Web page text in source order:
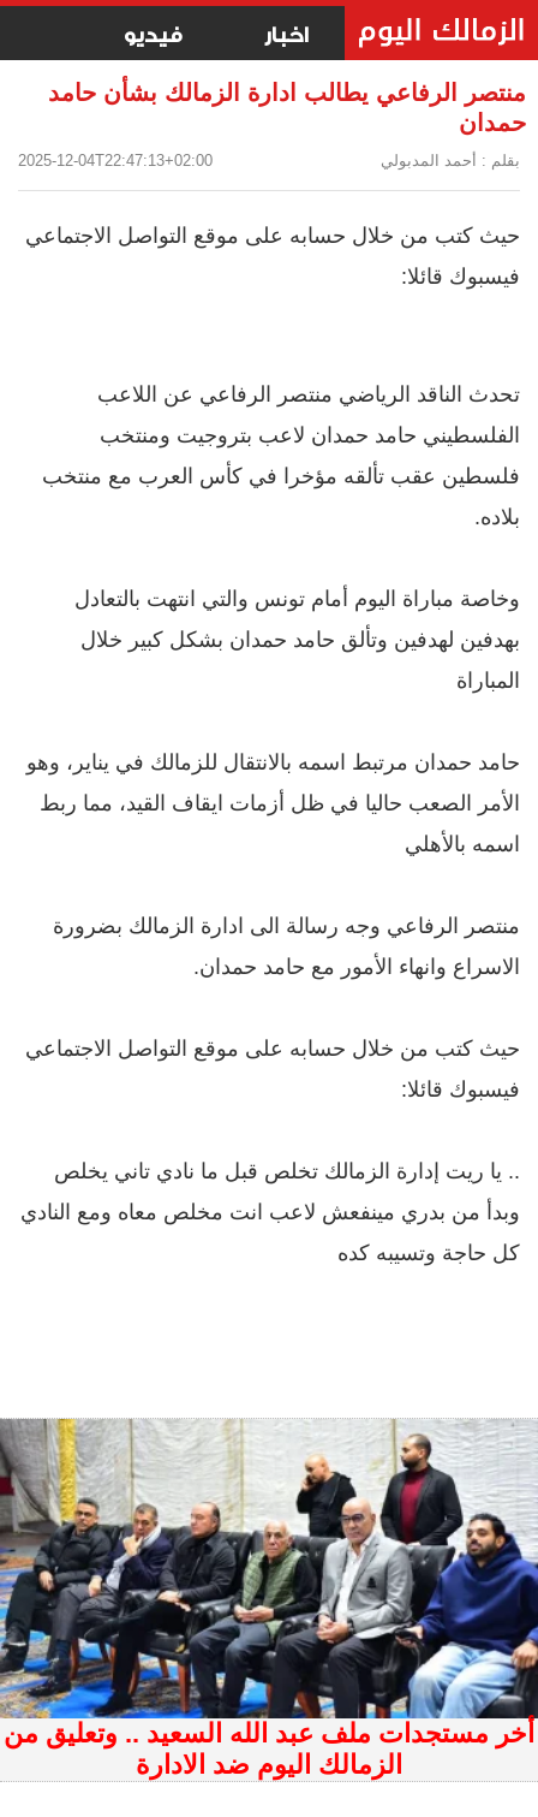
اخبار فيديو
منتصر الرفاعي يطالب ادارة الزمالك بشأن حامد
حمدان
بقلم : أحمد المدبولي 2025-12-04T22:47:13+02:00
حيث كتب من خلال حسابه على موقع التواصل الاجتماعي
فيسبوك قائلا:
تحدث الناقد الرياضي منتصر الرفاعي عن اللاعب
الفلسطيني حامد حمدان لاعب بتروجيت ومنتخب
فلسطين عقب تألقه مؤخرا في كأس العرب مع منتخب
بلاده.
وخاصة مباراة اليوم أمام تونس والتي انتهت بالتعادل
بهدفين لهدفين وتألق حامد حمدان بشكل كبير خلال
المباراة
حامد حمدان مرتبط اسمه بالانتقال للزمالك في يناير، وهو
الأمر الصعب حاليا في ظل أزمات ايقاف القيد، مما ربط
اسمه بالأهلي
منتصر الرفاعي وجه رسالة الى ادارة الزمالك بضرورة
الاسراع وانهاء الأمور مع حامد حمدان.
حيث كتب من خلال حسابه على موقع التواصل الاجتماعي
فيسبوك قائلا:
.. يا ريت إدارة الزمالك تخلص قبل ما نادي تاني يخلص
وبدأ من بدري مينفعش لاعب انت مخلص معاه ومع النادي
كل حاجة وتسيبه كده
أخر مستجدات ملف عبد الله السعيد .. وتعليق من
الزمالك اليوم ضد الادارة